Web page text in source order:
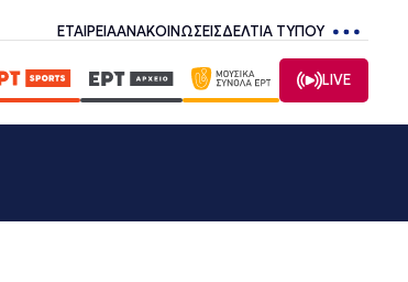
ΕΤΑΙΡΕΙΑΑΝΑΚΟΙΝΩΣΕΙΣΔΕΛΤΙΑ ΤΥΠΟΥ
LIVE